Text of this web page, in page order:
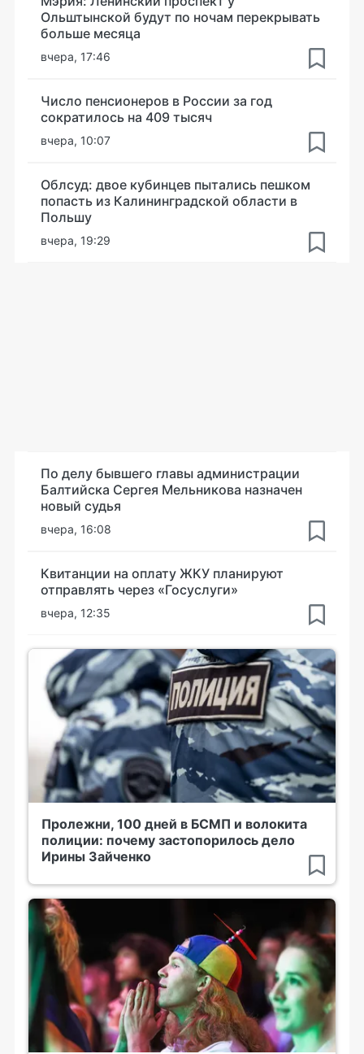
Ольштынской будут по ночам перекрывать
больше месяца
вчера, 17:46
Число пенсионеров в России за год
сократилось на 409 тысяч
вчера, 10:07
Облсуд: двое кубинцев пытались пешком
попасть из Калининградской области в
Польшу
вчера, 19:29
По делу бывшего главы администрации
Балтийска Сергея Мельникова назначен
новый судья
вчера, 16:08
Квитанции на оплату ЖКУ планируют
отправлять через «Госуслуги»
вчера, 12:35
Пролежни, 100 дней в БСМП и волокита
полиции: почему застопорилось дело
Ирины Зайченко